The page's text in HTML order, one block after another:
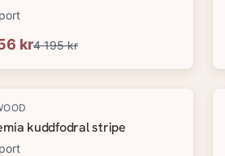
kr4 195 kr
kuddfodral stripe